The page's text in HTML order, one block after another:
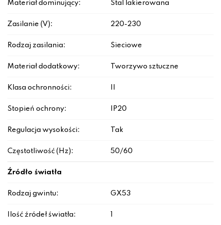
Materiał dominujący: Stal lakierowana
Zasilanie (V): 220-230
Rodzaj zasilania: Sieciowe
Materiał dodatkowy: Tworzywo sztuczne
Klasa ochronności:
Stopień ochrony: IP20
Regulacja wysokości: Tak
Częstotliwość (Hz): 50/60
Źródło światła
Rodzaj gwintu: GX53
Ilość źródeł światła: